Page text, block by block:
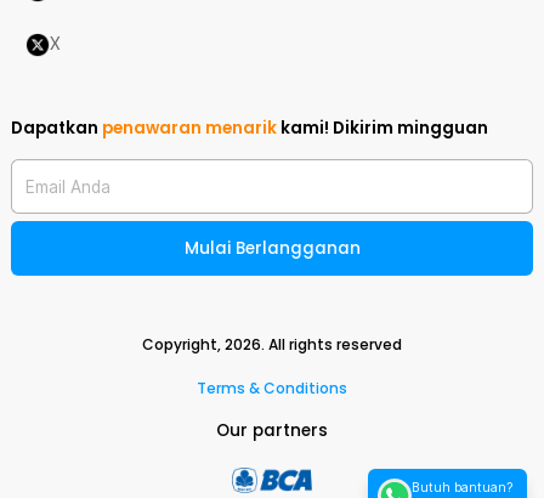
X
Dapatkan penawaran menarik kami! Dikirim mingguan
Email Anda
Mulai Berlangganan
Copyright,2026. All rights reserved
Terms & Conditions
Our partners
Butuh bantuan?